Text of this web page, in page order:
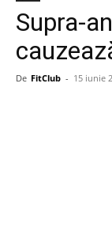
Supra-
De FitClub - 15 iunie